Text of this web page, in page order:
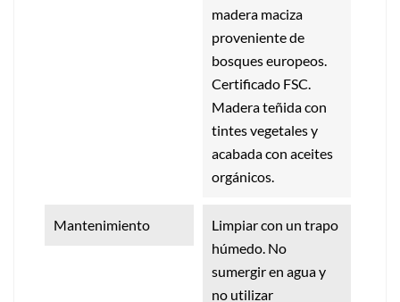
madera maciza
proveniente de
bosques europeos.
Certificado FSC.
Madera teñida con
tintes vegetales y
acabada con aceites
orgánicos.
Mantenimiento
Limpiar con un trapo
húmedo. No
sumergir en agua y
no utilizar